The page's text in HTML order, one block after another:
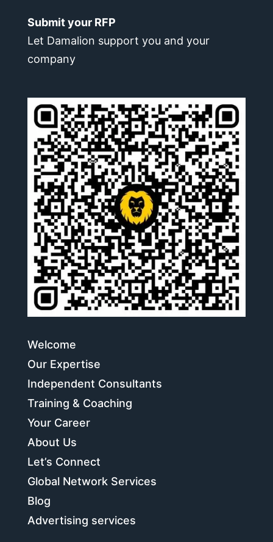
Submit your RFP
Let Damalion support you and your
company
Welcome
Our Expertise
Independent Consultants
Training & Coaching
Your Career
About Us
Let’s Connect
Global Network Services
Blog
Advertising services